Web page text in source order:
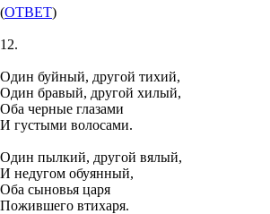
(ОТВЕТ)
12.
Один буйный, другой тихий,
Один бравый, другой хилый,
Оба черные глазами
И густыми волосами.
Один пылкий, другой вялый,
И недугом обуянный,
Оба сыновья царя
Пожившего втихаря.